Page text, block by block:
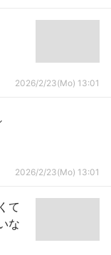
2026/2/23(Mo) 13:01
2026/2/23(Mo) 13:01
て
な